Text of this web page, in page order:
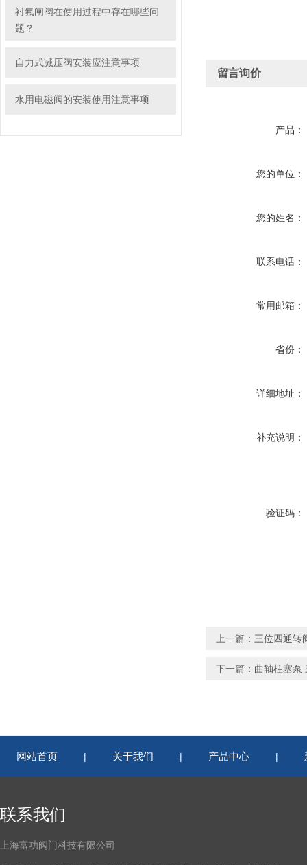
衬氟闸阀在使用过程中存在哪些问
题？
自力式减压阀安装应注意事项
水用电磁阀的安装使用注意事项
留言询价
产品：
您的单位：
您的姓名：
联系电话：
常用邮箱：
省份：
详细地址：
补充说明：
验证码：
上一篇： 三位四通转
下一篇： 曲轴柱塞泵
网站首页 | 关于我们 | 产品中心 |
联系我们
上海富功阀门科技有限公司